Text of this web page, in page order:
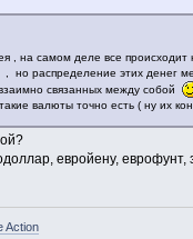
, на самом деле все
но распределение этих денег
связанных между собой
валюты точно есть ( ну их
евройену, еврофунт,
Action